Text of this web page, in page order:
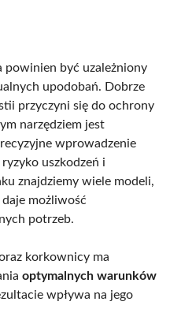
być uzależniony
upodobań. Dobrze
przyczyni się do ochrony
narzędziem jest
wprowadzenie
uszkodzeń i
znajdziemy wiele modeli,
możliwość
potrzeb.
korkownicy ma
optymalnych warunków
wpływa na jego